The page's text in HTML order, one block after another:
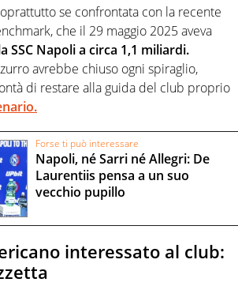
se confrontata con la recente
che il 29 maggio 2025 aveva
SSC Napoli a circa 1,1 miliardi.
avrebbe chiuso ogni spiraglio,
di restare alla guida del club proprio
Forse ti può interessare
Napoli, né Sarri né Allegri: De
Laurentiis pensa a un suo
vecchio pupillo
interessato al club: